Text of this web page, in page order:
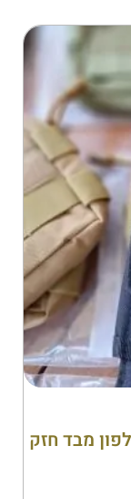
מבד חזק